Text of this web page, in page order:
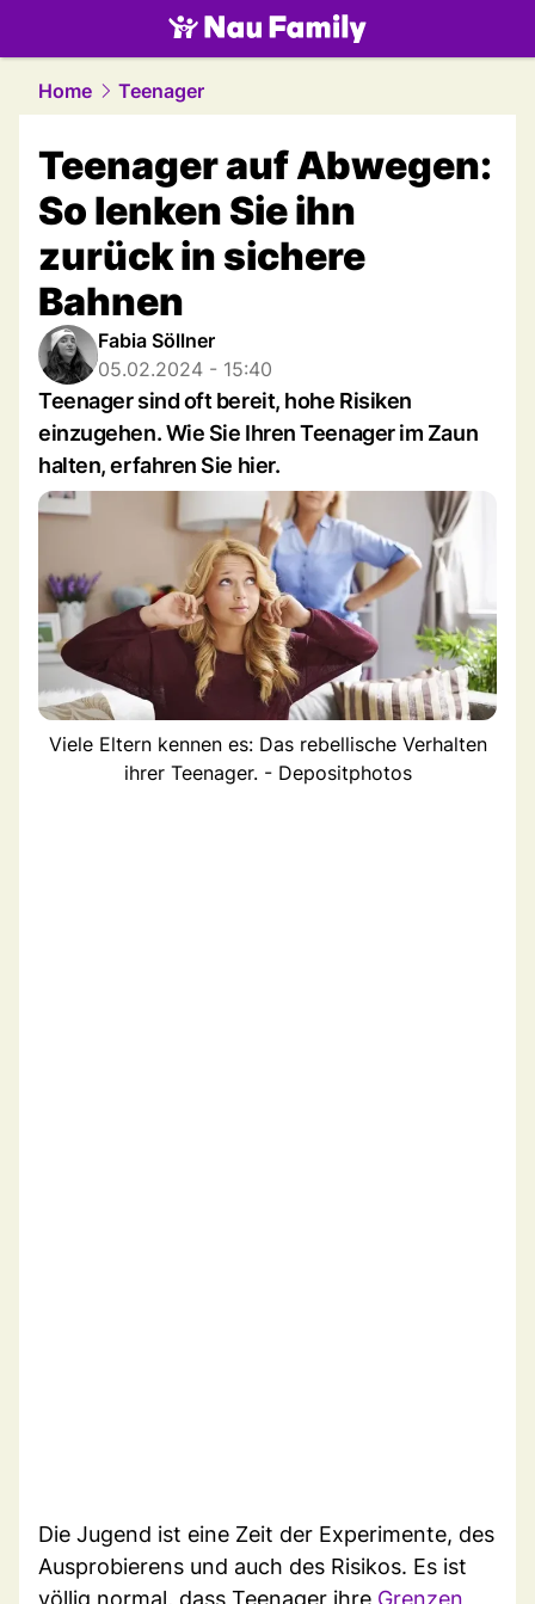
family.NAU.ch
Home Teenager
Teenager auf Abwegen:
So lenken Sie ihn
zurück in sichere
Bahnen
Fabia Söllner
05.02.2024 - 15:40
Teenager sind oft bereit, hohe Risiken
einzugehen. Wie Sie Ihren Teenager im Zaun
halten, erfahren Sie hier.
Viele Eltern kennen es: Das rebellische Verhalten
ihrer Teenager. - Depositphotos
Die Jugend ist eine Zeit der Experimente, des
Ausprobierens und auch des Risikos. Es ist
völlig normal, dass Teenager ihre Grenzen